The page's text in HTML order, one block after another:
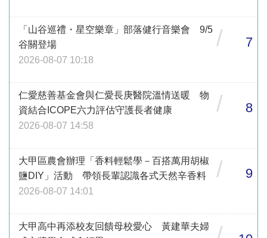
「山谷巡禮・星空樂章」部落健行音樂會 9/5
谷關登場
2026-08-07 10:18
/ 7
仁愛慈善基金會與仁愛長庚醫院溫情送暖 物
資結合ICOPE六力評估守護長者健康
2026-08-07 14:58
/ 8
大甲區農會辦理「香料輕鬆學－百搭萬用胡椒
鹽DIY」活動 帶領長輩認識各式天然辛香料
2026-08-07 14:01
/ 9
大甲高中再添校友回饋母校愛心 黃建華夫婦